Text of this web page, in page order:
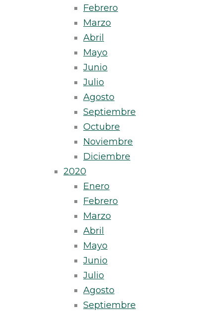
Febrero
Marzo
Abril
Mayo
Junio
Julio
Agosto
Septiembre
Octubre
Noviembre
Diciembre
2020
Enero
Febrero
Marzo
Abril
Mayo
Junio
Julio
Agosto
Septiembre